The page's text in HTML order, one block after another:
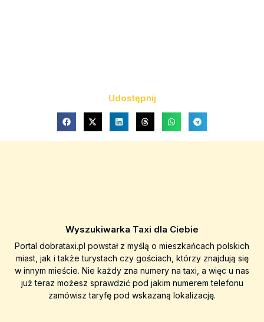
Udostępnij
Wyszukiwarka Taxi dla Ciebie
Portal dobrataxi.pl powstał z myślą o mieszkańcach polskich
miast, jak i także turystach czy gościach, którzy znajdują się
w innym mieście. Nie każdy zna numery na taxi, a więc u nas
już teraz możesz sprawdzić pod jakim numerem telefonu
zamówisz taryfę pod wskazaną lokalizację.